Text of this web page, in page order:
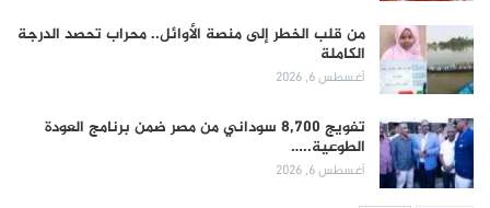
من قلب الخطر إلى منصة الأوائل.. محراب تحصد الدرجة
الكاملة
أغسطس 6, 2026
تفويج 8,700 سوداني من مصر ضمن برنامج العودة
الطوعية..…
أغسطس 6, 2026